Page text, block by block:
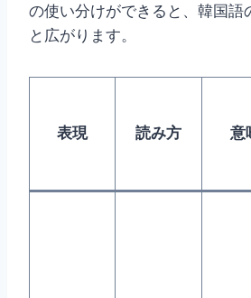
の使い分けができると、韓国語
と広がります。
表現 読み方 意